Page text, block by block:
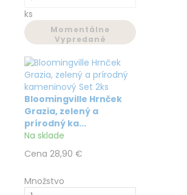
ks
Momentálne
Vypredané
Bloomingville Hrnček
Grazia, zelený a
prírodný ka...
Na sklade
Cena 28,90 €
Množstvo